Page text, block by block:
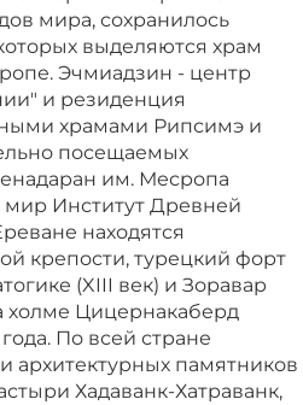
мира, сохранилось
выделяются храм
Эчмиадзин - центр
и резиденция
храмами Рипсимэ и
посещаемых
им. Месропа
мир Институт Древней
находятся
крепости, турецкий форт
(XIII век) и Зоравар
холме Цицернакаберд
По всей стране
архитектурных памятников
Хадаванк-Хатраванк,